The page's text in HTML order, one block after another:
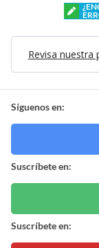
Revisa nuestra
Síguenos en:
Suscríbete en:
Suscríbete en: